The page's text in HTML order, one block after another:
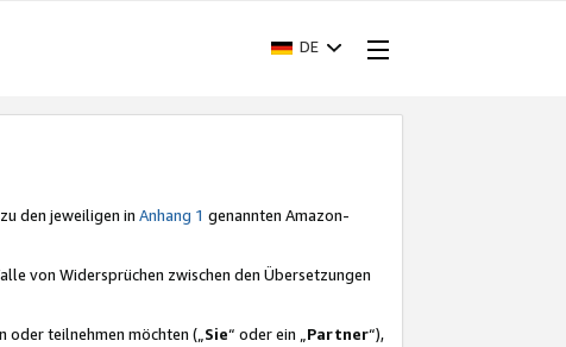
DE
den jeweiligen in Anhang 1 genannten Amazon-
von Widersprüchen zwischen den Übersetzungen
oder teilnehmen möchten („Sie“ oder ein „Partner“),